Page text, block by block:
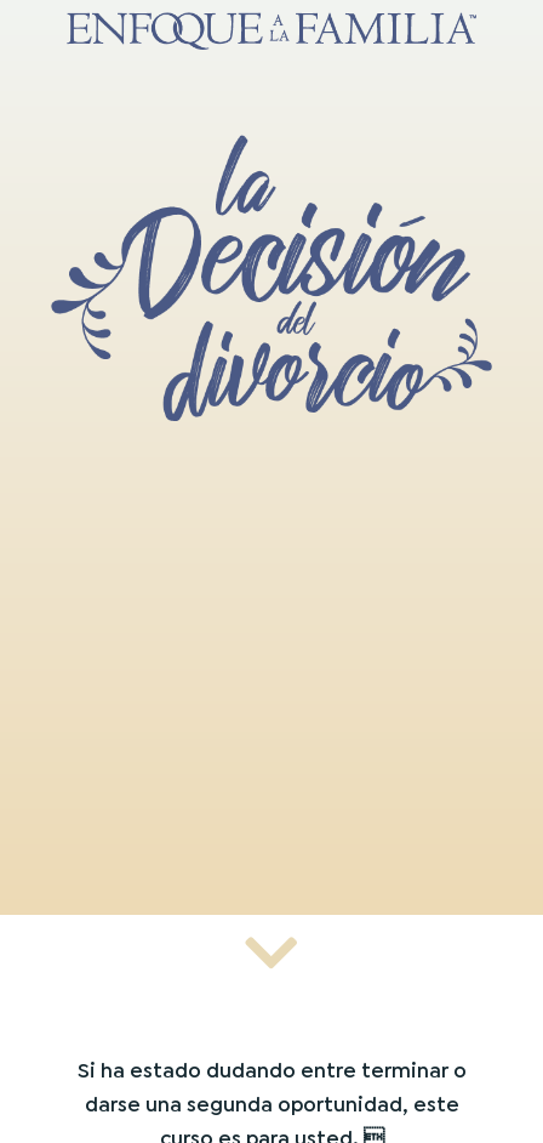
Si ha estado dudando entre terminar o
darse una segunda oportunidad, este